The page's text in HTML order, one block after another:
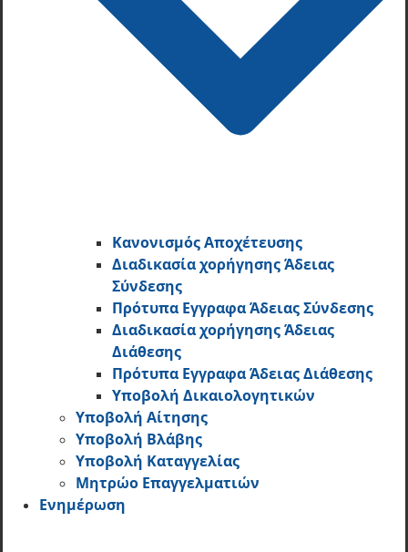
Κανονισμός Αποχέτευσης
Διαδικασία χορήγησης Άδειας
Σύνδεσης
Πρότυπα Εγγραφα Άδειας Σύνδεσης
Διαδικασία χορήγησης Άδειας
Διάθεσης
Πρότυπα Εγγραφα Άδειας Διάθεσης
Υποβολή Δικαιολογητικών
Υποβολή Αίτησης
Υποβολή Βλάβης
Υποβολή Καταγγελίας
Μητρώο Επαγγελματιών
Ενημέρωση